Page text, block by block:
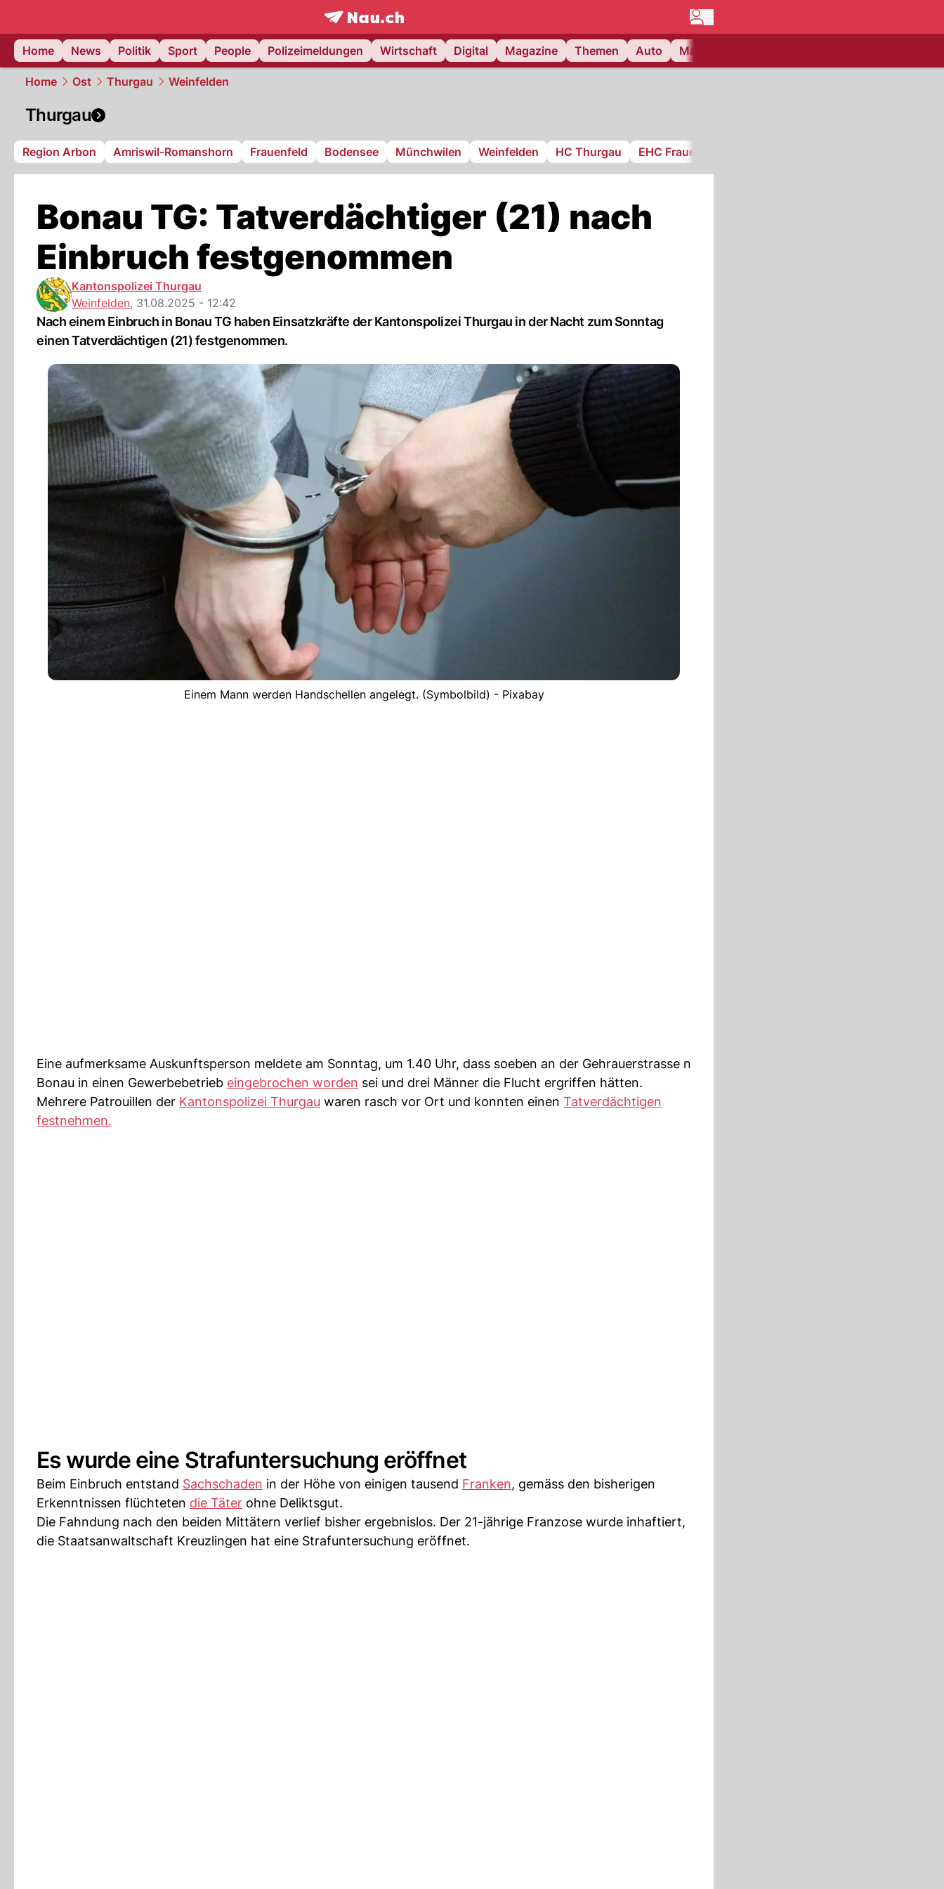
frontpage.NAU.ch
Home
News Politik Sport People Polizeimeldungen Wirtschaft Digital Magazine Themen Auto Matchcenter
Home Ost Thurgau Weinfelden
Thurgau
Region Arbon Amriswil-Romanshorn Frauenfeld Bodensee Münchwilen Weinfelden HC Thurgau EHC Frauenfeld
Bonau TG: Tatverdächtiger (21) nach
Einbruch festgenommen
Kantonspolizei Thurgau
Weinfelden, 31.08.2025 - 12:42
Nach einem Einbruch in Bonau TG haben Einsatzkräfte der Kantonspolizei Thurgau in der Nacht zum Sonntag
einen Tatverdächtigen (21) festgenommen.
Einem Mann werden Handschellen angelegt. (Symbolbild) - Pixabay
Eine aufmerksame Auskunftsperson meldete am Sonntag, um 1.40 Uhr, dass soeben an der Gehrauerstrasse n
Bonau in einen Gewerbebetrieb eingebrochen worden sei und drei Männer die Flucht ergriffen hätten.
Mehrere Patrouillen der Kantonspolizei Thurgau waren rasch vor Ort und konnten einen Tatverdächtigen
festnehmen.
Es wurde eine Strafuntersuchung eröffnet
Beim Einbruch entstand Sachschaden in der Höhe von einigen tausend Franken, gemäss den bisherigen
Erkenntnissen flüchteten die Täter ohne Deliktsgut.
Die Fahndung nach den beiden Mittätern verlief bisher ergebnislos. Der 21-jährige Franzose wurde inhaftiert,
die Staatsanwaltschaft Kreuzlingen hat eine Strafuntersuchung eröffnet.